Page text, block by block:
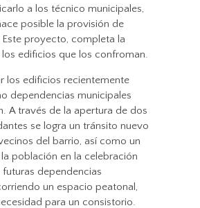
a los técnico municipales,
posible la provisión de
proyecto, completa la
edificios que los confroman.
los edificios recientemente
dependencias municipales
A través de la apertura de dos
se logra un tránsito nuevo
del barrio, así como un
población en la celebración
dependencias
un espacio peatonal,
para un consistorio.